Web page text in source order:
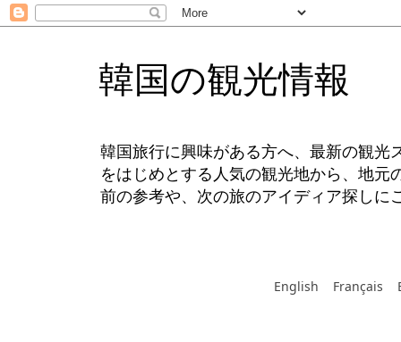
韓国の観光情報
韓国旅行に興味がある方へ、最新の観光
をはじめとする人気の観光地から、地
前の参考や、次の旅のアイディア探しに
English Français